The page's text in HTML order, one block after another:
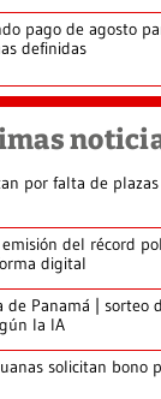
pago de agosto
definidas
por falta de
del récord
digital
de Panamá | sorteo
la IA
solicitan bono